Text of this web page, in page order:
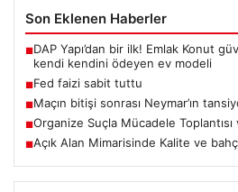
Son Eklenen Haberler
■DAP Yapı’dan bir ilk! Emlak Konut
kendi kendini ödeyen ev modeli
■Fed faizi sabit tuttu
■Maçın bitişi sonrası Neymar’ın
■Organize Suçla Mücadele
■Açık Alan Mimarisinde Kalite ve